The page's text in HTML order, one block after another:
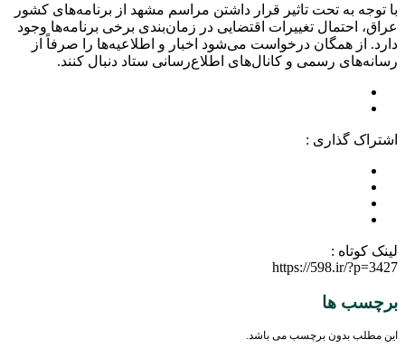
با توجه به تحت تاثیر قرار داشتن مراسم مشهد از برنامه‌های کشور
عراق، احتمال تغییرات اقتضایی در زمان‌بندی برخی برنامه‌ها وجود
دارد. از همگان درخواست می‌شود اخبار و اطلاعیه‌ها را صرفاً از
رسانه‌های رسمی و کانال‌های اطلاع‌رسانی ستاد دنبال کنند.
اشتراک گذاری :
لینک کوتاه :
https://598.ir/?p=3427
برچسب ها
این مطلب بدون برچسب می باشد.